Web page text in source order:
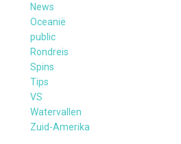
News
Oceanië
public
Rondreis
Spins
Tips
VS
Watervallen
Zuid-Amerika